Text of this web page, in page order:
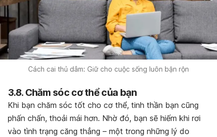
Cách cai thủ dâm: Giữ cho cuộc sống luôn bận rộn
3.8. Chăm sóc cơ thể của bạn
Khi bạn chăm sóc tốt cho cơ thể, tinh thần bạn cũng
phấn chấn, thoải mái hơn. Nhờ đó, bạn sẽ hiếm khi rơi
vào tình trạng căng thẳng – một trong những lý do